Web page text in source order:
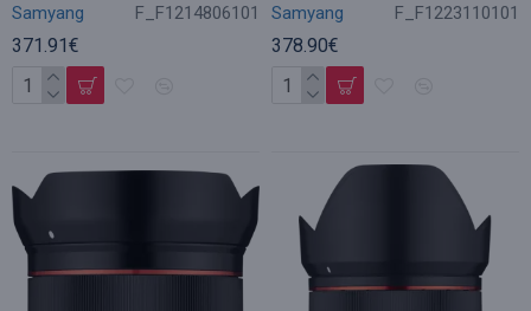
Samyang F_F1214806101
371.91€
Samyang F_F1223110101
378.90€